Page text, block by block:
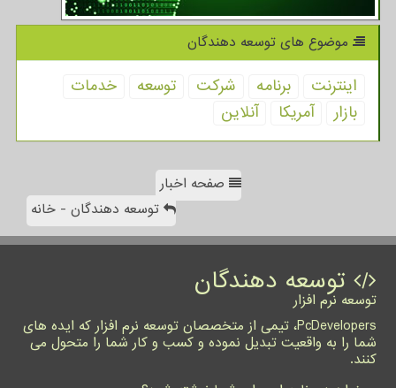
موضوع های توسعه دهندگان
اینترنت برنامه شركت توسعه
خدمات
بازار
آمریكا آنلاین
صفحه اخبار
توسعه دهندگان - خانه
توسعه دهندگان
توسعه نرم افزار
PcDevelopers، تیمی از متخصصان توسعه نرم افزار که ایده های
شما را به واقعیت تبدیل نموده و کسب و کار شما را متحول می
کنند.